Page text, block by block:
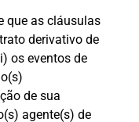
que as cláusulas
derivativo de
os eventos de
de sua
agente(s) de